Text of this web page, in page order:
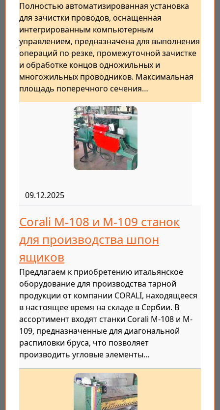
Полностью автоматизированная установка
для зачистки проводов, оснащенная
интегрированным компьютерным
управлением, предназначена для выполнения
операций по резке, промежуточной зачистке
и обработке концов одножильных и
многожильных проводников. Максимальная
площадь поперечного сечения…
09.12.2025
Corali M-108 и М-109 станок
для производства шпон
ящиков
Предлагаем к приобретению итальянское
оборудование для производства тарной
продукции от компании CORALI, находящееся
в настоящее время на складе в Сербии. В
ассортимент входят станки Corali M-108 и M-
109, предназначенные для диагональной
распиловки бруса, что позволяет
производить угловые элементы…